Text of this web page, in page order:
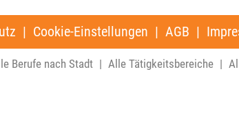
| Cookie-Einstellungen | AGB |
Berufe nach Stadt | Alle Tätigkeitsbereiche |